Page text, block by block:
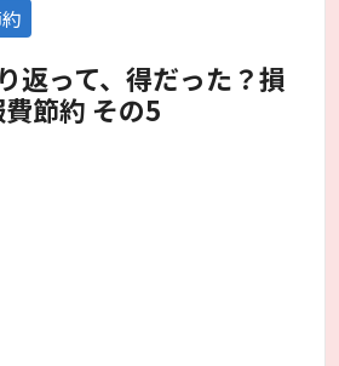
返って、得だった？損
節約 その5